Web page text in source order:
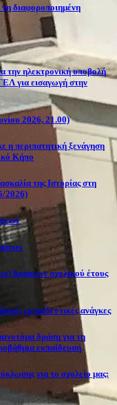
τη διαφοροποιημένη
την ηλεκτρονική υποβολή
για εισαγωγή στην
2026, 21.00)
η περιπατητική ξενάγηση
Κήπο
της Ιστορίας στη
2026)
δράσεων σχολικού έτους
εκπαιδευτικές ανάγκες
δράση για τη
εκπαίδευση
για το σχολείο μας: